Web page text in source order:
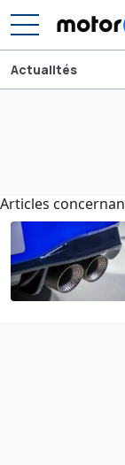
Actualités
Articles